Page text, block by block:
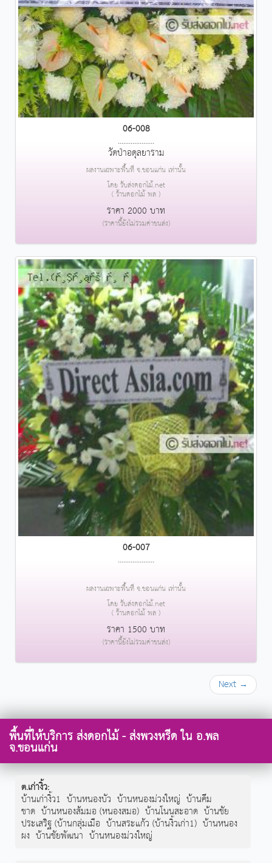
06-008
....................
วัดป่าอดุลยาราม
ผลงานเฉพาะพื้นที่ จ.ขอนแก่น เท่านั้น
โดย รับส่งดอกไม้.net
( ร้านดอกไม้ พล )
ราคา 2000 บาท
(ราคานี้ยังไม่รวมค่าขนส่ง)
06-007
....................
ผลงานเฉพาะพื้นที่ จ.ขอนแก่น เท่านั้น
โดย รับส่งดอกไม้.net
( ร้านดอกไม้ พล )
ราคา 1500 บาท
(ราคานี้ยังไม่รวมค่าขนส่ง)
Next →
พื้นที่ให้บริการ ส่งดอกไม้ - ส่งพวงหรีด ใน อ.พล
จ.ขอนแก่น
ต.เก่างิ้ว:
บ้านเก่างิ้ว1 บ้านหนองบัว บ้านหนองม่วงใหญ่ บ้านคึม
ชาด บ้านหนองส้มมอ (หนองสมอ) บ้านโนนสะอาด บ้านชัย
ประเสริฐ (บ้านกลุ่มเมือ บ้านสระแก้ว (บ้านงิ้วเก่า1) บ้านหนอง
ผง บ้านชัยพัฒนา บ้านหนองม่วงใหญ่